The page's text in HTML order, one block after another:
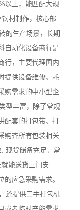
以上，能匹配大规
材制作，核心部
的生产场景，长期
自动化设备商行是
行，主要代理国内
提供设备维修、耗
购需求的中小型企
型丰富，除了常规
配套的打包带、打
购齐所有包装相关
现货储备充足，常
能送货上门安
应急采购需求。
还提供二手打包机